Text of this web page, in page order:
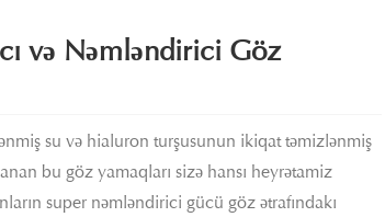
və Nəmləndirici Göz
su və hialuron turşusunun ikiqat təmizlənmiş
bu göz yamaqları sizə hansı heyrətamiz
super nəmləndirici gücü göz ətrafındakı